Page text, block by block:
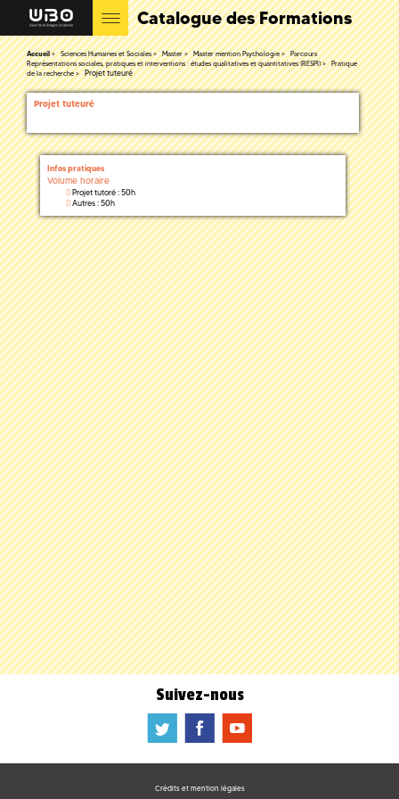
Catalogue des Formations
Accueil Sciences Humaines et Sociales Master Master mention Psychologie
Parcours
Représentations sociales, pratiques et interventions : études qualitatives et quantitatives (RESPI)
Pratique
de la recherche
Projet tuteuré
Projet tuteuré
Infos pratiques
Volume horaire
Projet tutoré : 50h
Autres : 50h
Suivez-nous
a b f
Crédits et mention légales